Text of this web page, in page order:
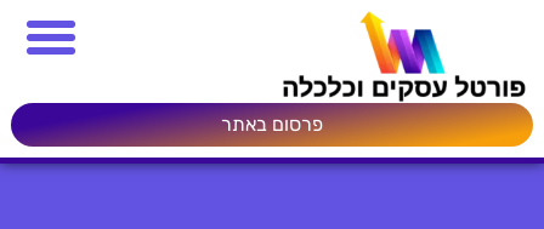
פרסום באתר